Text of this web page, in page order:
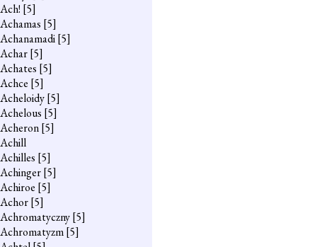
Ach! [5]
Achamas [5]
Achanamadi[5]
Achar[5]
Achates [5]
Achce [5]
Acheloidy[5]
Achelous [5]
Acheron[5]
Achill
Achilles [5]
Achinger[5]
Achiroe [5]
Achor[5]
Achromatyczny[5]
Achromatyzm[5]